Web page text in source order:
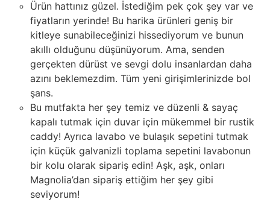
Ürün hattınız güzel. İstediğim pek çok şey var ve
fiyatların yerinde! Bu harika ürünleri geniş bir
kitleye sunabileceğinizi hissediyorum ve bunun
akıllı olduğunu düşünüyorum. Ama, senden
gerçekten dürüst ve sevgi dolu insanlardan daha
azını beklemezdim. Tüm yeni girişimlerinizde bol
şans.
Bu mutfakta her şey temiz ve düzenli & sayaç
kapalı tutmak için duvar için mükemmel bir rustik
caddy! Ayrıca lavabo ve bulaşık sepetini tutmak
için küçük galvanizli toplama sepetini lavabonun
bir kolu olarak sipariş edin! Aşk, aşk, onları
Magnolia’dan sipariş ettiğim her şey gibi
seviyorum!